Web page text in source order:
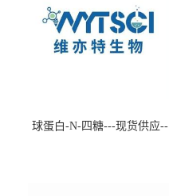
球蛋白-N-四糖---现货供应--